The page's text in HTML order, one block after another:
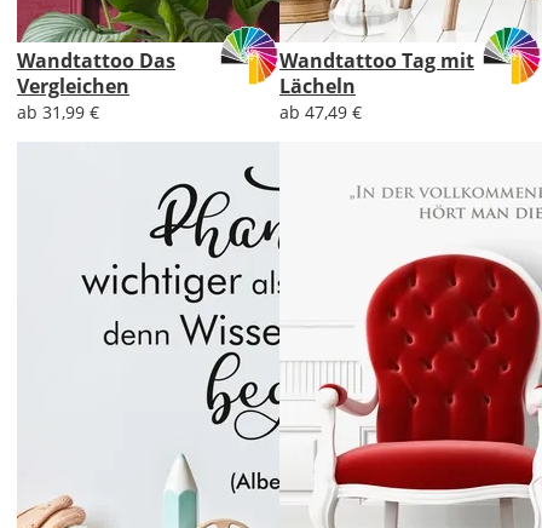
Wandtattoo Das
Vergleichen
ab 31,99 €
Wandtattoo Tag mit
Lächeln
ab 47,49 €